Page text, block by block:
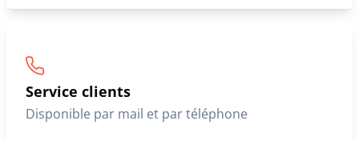
Service clients
Disponible par mail et par téléphone